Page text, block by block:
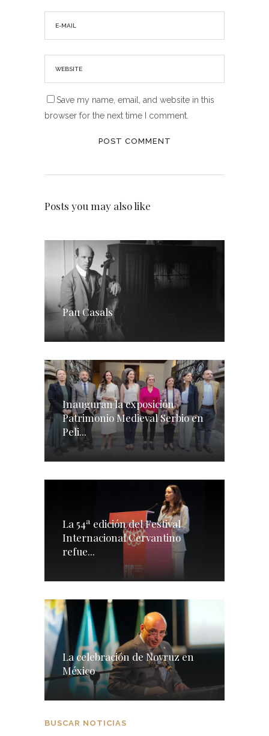
Save my name, email, and website in this
browser for the next time I comment.
Posts you may also like
Pau Casals
Inauguran la exposición
Patrimonio Medieval Serbio en
Peli...
La 54ª edición del Festival
Internacional Cervantino
refue...
La celebración de Novruz en
México
BUSCAR NOTICIAS